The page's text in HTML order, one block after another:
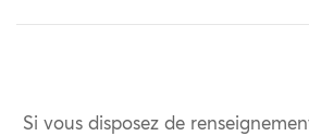
Si vous disposez de